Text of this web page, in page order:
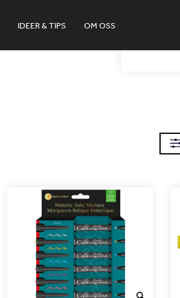
IDEER & TIPS OM OSS